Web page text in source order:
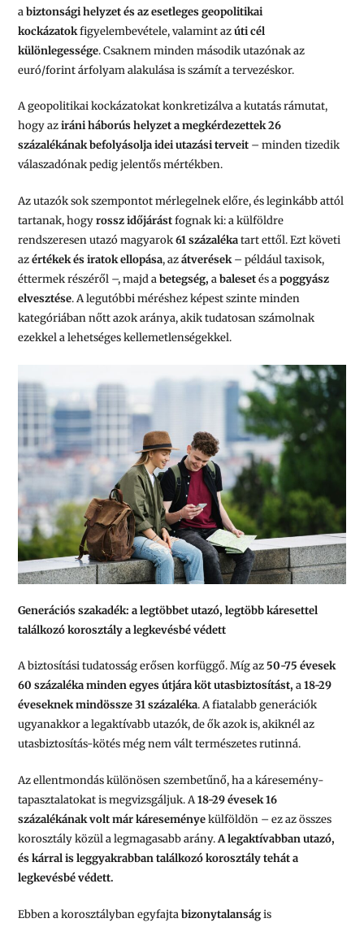
abiztonsági helyzet és az esetleges geopolitikai
kockázatokfigyelembevétele, valamint azúti cél
különlegessége. Csaknem minden második utazónak az
euró/forint árfolyam alakulása is számít a tervezéskor.
A geopolitikai kockázatokat konkretizálva a kutatás rámutat,
hogy aziráni háborús helyzet a megkérdezettek 26
százalékának befolyásolja idei utazási terveit – minden tizedik
válaszadónak pedig jelentős mértékben.
Az utazók sok szempontot mérlegelnek előre, és leginkább attól
tartanak, hogyrossz időjárástfognak ki: a külföldre
rendszeresen utazó magyarok61 százalékatart ettől. Ezt követi
azértékek és iratok ellopása, azátverések– például taxisok,
éttermek részéről –, majd abetegség, abalesetés apoggyász
elvesztése. A legutóbbi méréshez képest szinte minden
kategóriában nőtt azok aránya, akik tudatosan számolnak
ezekkel a lehetséges kellemetlenségekkel.
Generációs szakadék: a legtöbbet utazó, legtöbb káresettel
találkozó korosztály a legkevésbé védett
A biztosítási tudatosság erősen korfüggő. Míg az50-75 évesek
60 százaléka minden egyes útjára köt utasbiztosítást, a18-29
éveseknek mindössze 31 százaléka. A fiatalabb generációk
ugyanakkor a legaktívabb utazók, de ők azok is, akiknél az
utasbiztosítás-kötés még nem vált természetes rutinná.
Az ellentmondás különösen szembetűnő, ha a káresemény-
tapasztalatokat is megvizsgáljuk. A18-29 évesek 16
százalékának volt már káreseményekülföldön – ez az összes
korosztály közül a legmagasabb arány.A legaktívabban utazó,
és kárral is leggyakrabban találkozó korosztály tehát a
legkevésbé védett.
Ebben a korosztályban egyfajtabizonytalanságis